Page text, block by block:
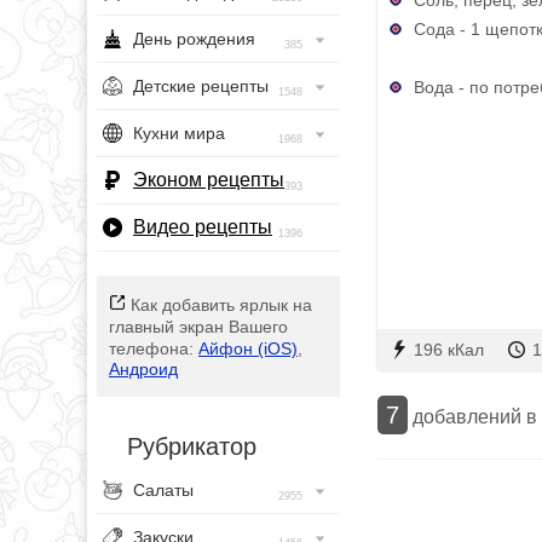
День рождения 385
Детские рецепты 1548
Кухни мира 1968
Эконом рецепты393
Видео рецепты 1396
Как добавить ярлык на
главный экран Вашего
телефона: Айфон (iOS)
Андроид
Рубрикатор
Салаты 2955
Закуски
Сода - 1
Вода - по
196 кКал
7 добавлений в